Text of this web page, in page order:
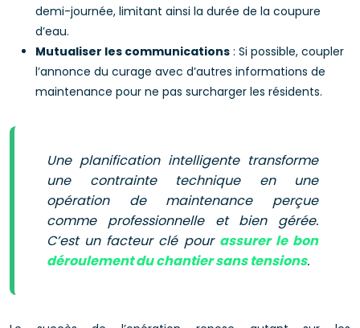
demi-journée, limitant ainsi la durée de la coupure
d’eau.
Mutualiser les communications : Si possible, coupler
l’annonce du curage avec d’autres informations de
maintenance pour ne pas surcharger les résidents.
Une planification intelligente transforme
une contrainte technique en une
opération de maintenance perçue
comme professionnelle et bien gérée.
C’est un facteur clé pour assurer le bon
déroulement du chantier sans tensions.